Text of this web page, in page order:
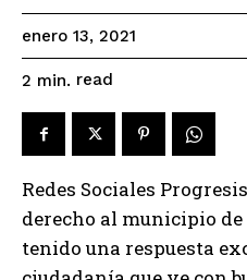
enero 13, 2021
2 min. read
Redes Sociales
derecho al municipio de
tenido una respuesta